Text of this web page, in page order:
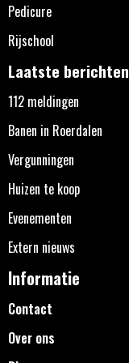
Pedicure
Rijschool
Laatste berichten
112 meldingen
Banen in Roerdalen
Vergunningen
Huizen te koop
Evenementen
Extern nieuws
Informatie
Contact
Over ons